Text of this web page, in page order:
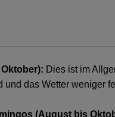
Dies ist im
und das Wetter weniger
(August bis